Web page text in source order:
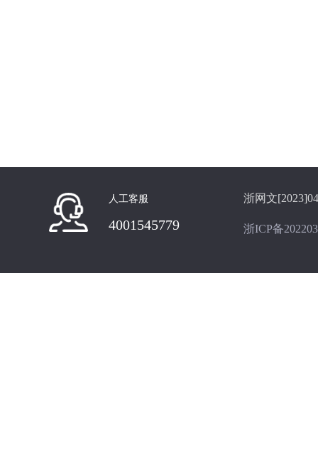
人工客服
4001545779
浙网文
浙ICP备